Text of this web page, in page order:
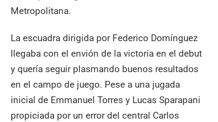
Metropolitana.
La escuadra dirigida por Federico Domínguez
llegaba con el envión de la victoria en el debut
y quería seguir plasmando buenos resultados
en el campo de juego. Pese a una jugada
inicial de Emmanuel Torres y Lucas Sparapani
propiciada por un error del central Carlos